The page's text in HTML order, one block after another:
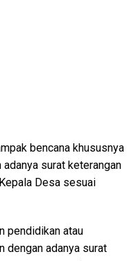
bencana khususnya
surat keterangan
Desa sesuai
pendidikan atau
dengan adanya surat